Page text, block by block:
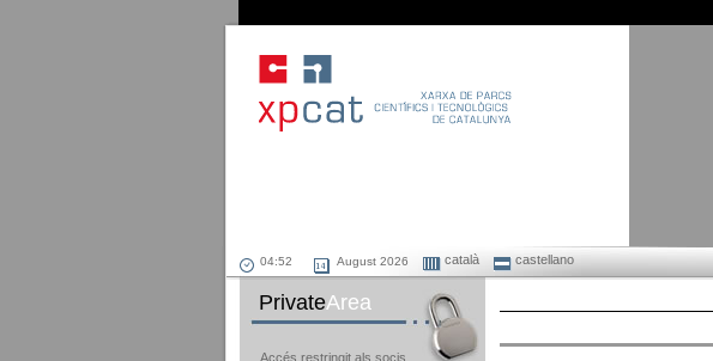
August 2026 català castellano
PrivateArea
Accés restringit als socis